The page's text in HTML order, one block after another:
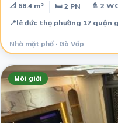
📐 68.4 m² 🛏 2 PN
🚿 2
📍lê đức thọ phường 17 quận
Nhà mặt phố · Gò Vấp
Môi giới